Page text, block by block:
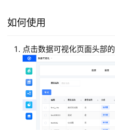
如何使用
点击数据可视化页面头部